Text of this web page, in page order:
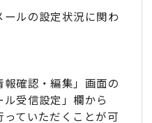
ルの設定状況に関わ
確認・編集」画面の
ル受信設定」欄から
ていただくことが可